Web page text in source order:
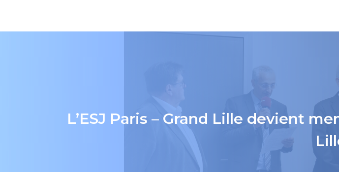
L’ESJ Paris – Grand Lille devient